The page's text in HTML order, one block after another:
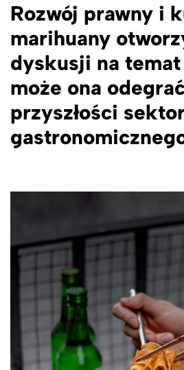
Rozwój prawny i
marihuany
dyskusji na
może ona
przyszłości